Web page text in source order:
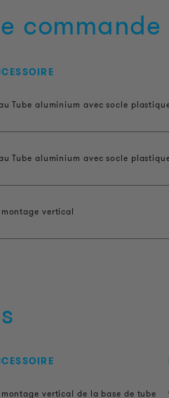
Tube aluminium avec socle
Tube aluminium avec socle
vertical
vertical de la base de tube